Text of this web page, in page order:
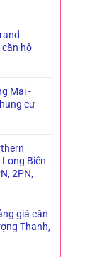
căn hộ
Mai -
cư
Long Biên -
2PN,
giá căn
Thanh,